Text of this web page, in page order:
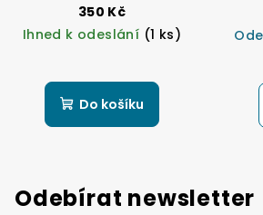
350 Kč
Ihned k odeslání (1 ks)
Do košíku
Odebírat newsletter